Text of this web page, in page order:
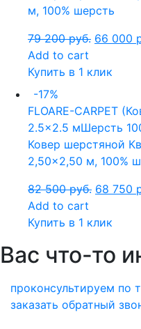
м, 100% шерсть
79 200руб. 66 000
Add to cart
Купить в 1 клик
-17%
FLOARE-CARPET
2.5x2.5 мШерсть
Ковер шерстяной
2,50×2,50 м, 100%
82 500руб. 68 750
Add to cart
Купить в 1 клик
Вас что-то
проконсультируем по
заказать обратный